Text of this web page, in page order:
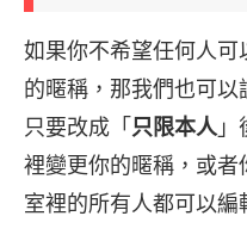
如果你不希望任何人
的暱稱，那我們也可
只要改成「 只限本人」
裡變更你的暱稱，或
室裡的所有人都可以編